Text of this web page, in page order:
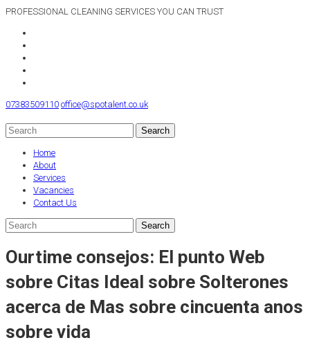
PROFESSIONAL CLEANING SERVICES YOU CAN TRUST
07383509110 office@spotalent.co.uk
Home
About
Services
Vacancies
Contact Us
Ourtime consejos: El punto Web
sobre Citas Ideal sobre Solterones
acerca de Mas sobre cincuenta anos
sobre vida